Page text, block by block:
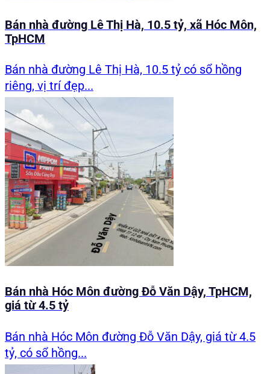
Bán nhà đường Lê Thị Hà, 10.5 tỷ, xã Hóc Môn,
TpHCM
Bán nhà đường Lê Thị Hà, 10.5 tỷ có sổ hồng
riêng, vị trí đẹp...
Bán nhà Hóc Môn đường Đỗ Văn Dậy, TpHCM,
giá từ 4.5 tỷ
Bán nhà Hóc Môn đường Đỗ Văn Dậy, giá từ 4.5
tỷ, có sổ hồng...